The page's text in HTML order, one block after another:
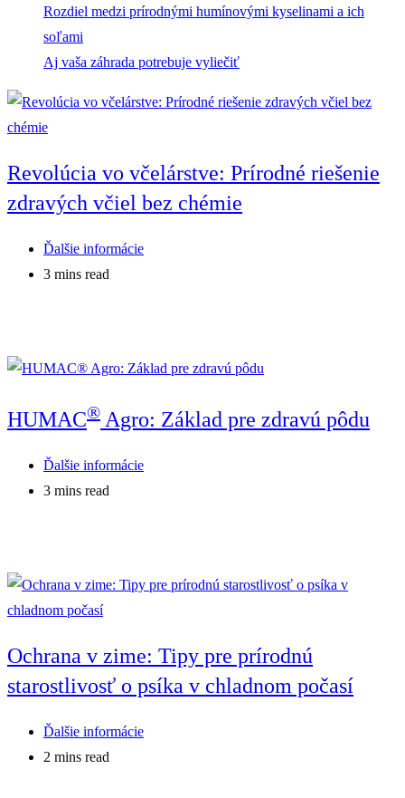
Rozdiel medzi prírodnými humínovými kyselinami a ich
soľami
Aj vaša záhrada potrebuje vyliečiť
Revolúcia vo včelárstve: Prírodné riešenie
zdravých včiel bez chémie
Post
category:
Ďalšie informácie
Reading
3 mins read
HUMAC® Agro: Základ pre zdravú pôdu
Post
category:
Ďalšie informácie
Reading
3 mins read
Ochrana v zime: Tipy pre prírodnú
starostlivosť o psíka v chladnom počasí
Post
category:
Ďalšie informácie
Reading
2 mins read